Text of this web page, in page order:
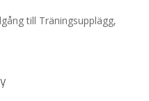
till Träningsupplägg,